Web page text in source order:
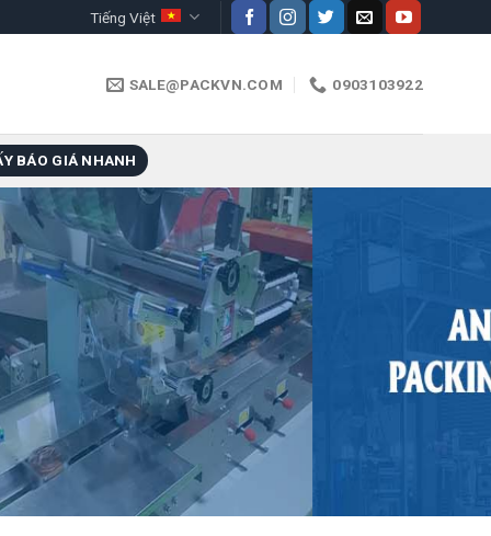
Tiếng Việt
SALE@PACKVN.COM 0903103922
BÁO GIÁ NHANH